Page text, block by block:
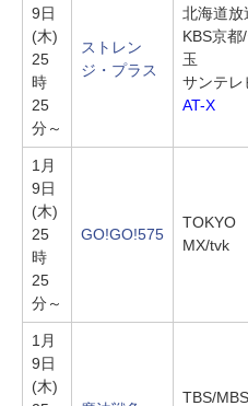
9日
(木)
25
時
25
分～
ストレン
ジ・プラス
北海道放
KBS京都
玉
サンテレ
AT-X
1月
9日
(木)
25
時
25
分～
GO!GO!575
TOKYO
MX/tvk
1月
9日
(木)
TBS/